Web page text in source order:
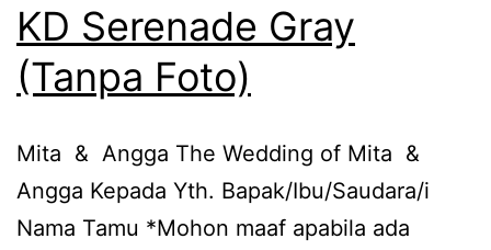
KD Serenade Gray
(Tanpa Foto)
Mita & Angga The Wedding of Mita &
Angga Kepada Yth. Bapak/Ibu/Saudara/i
Nama Tamu *Mohon maaf apabila ada